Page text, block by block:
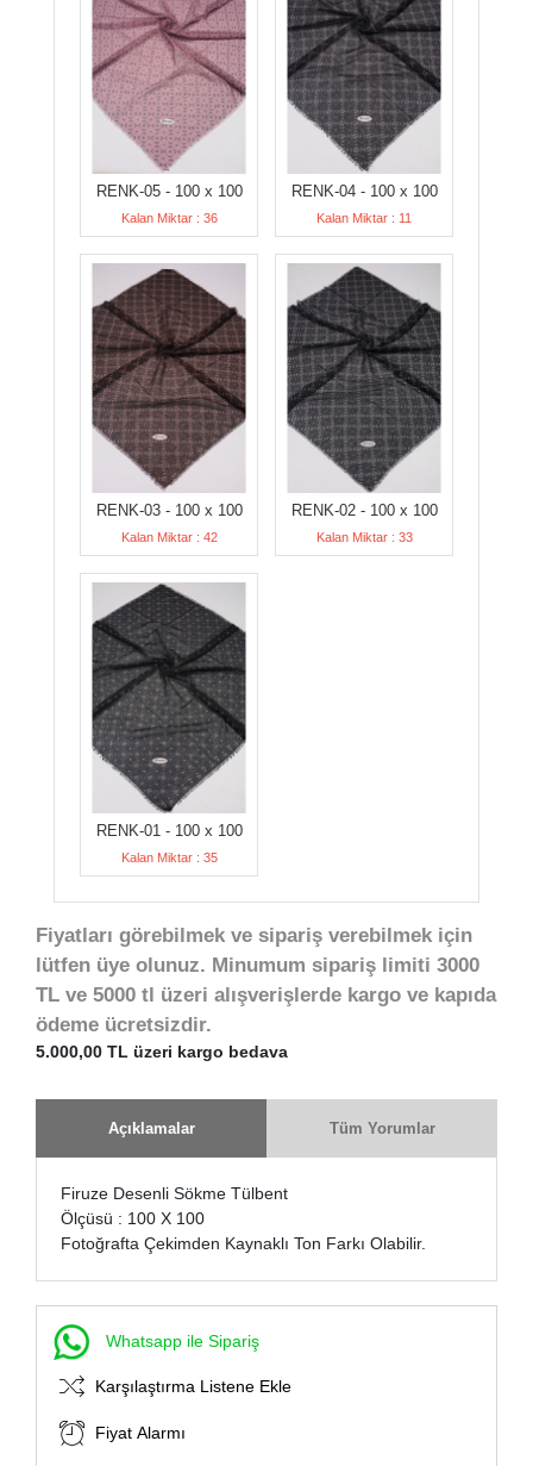
RENK-05 - 100 x 100
Kalan Miktar : 36
RENK-04 - 100 x 100
Kalan Miktar : 11
RENK-03 - 100 x 100
Kalan Miktar : 42
RENK-02 - 100 x 100
Kalan Miktar : 33
RENK-01 - 100 x 100
Kalan Miktar : 35
Fiyatları görebilmek ve sipariş verebilmek için
lütfen üye olunuz. Minumum sipariş limiti 3000
TL ve 5000 tl üzeri alışverişlerde kargo ve kapıda
ödeme ücretsizdir.
5.000,00 TL üzeri kargo bedava
Açıklamalar Tüm Yorumlar
Firuze Desenli Sökme Tülbent
Ölçüsü : 100 X 100
Fotoğrafta Çekimden Kaynaklı Ton Farkı Olabilir.
Whatsapp ile Sipariş
Karşılaştırma Listene Ekle
Fiyat Alarmı